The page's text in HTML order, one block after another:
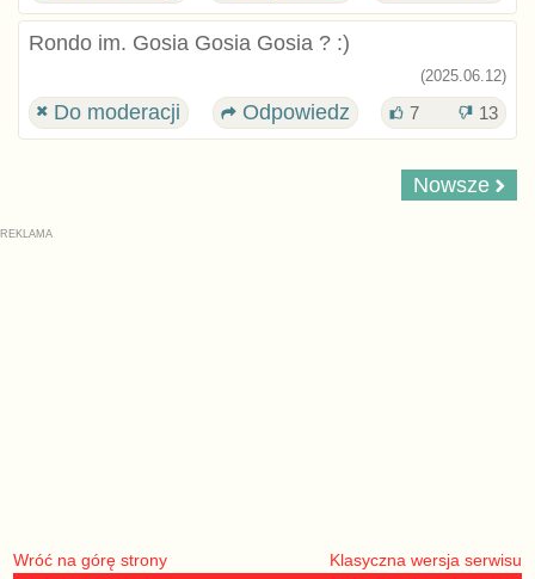
Rondo im. Gosia Gosia Gosia ? :)
(2025.06.12)
Do moderacji Odpowiedz 7 13
Nowsze
Wróć na górę strony Klasyczna wersja serwisu